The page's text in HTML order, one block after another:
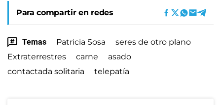
Para compartir en redes
Temas Patricia Sosa
seres de otro plano
Extraterrestres
carne
asado
contactada solitaria
telepatía